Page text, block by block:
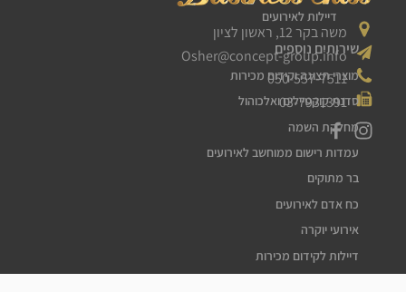
משה בקר 12, ראשון לציון
Osher@concept-group.info
050-557-7511
03-7931391
דיילות לאירועים
שירותים נוספים
מוצרי תצוגה וקידום מכירות
סדנת קוקטיילים ואלכוהול
מחלקת השמה
עמדות רישום ממוחשב לאירועים
בר מתוקים
כח אדם לאירועים
אירועי יוקרה
דיילות לקידום מכירות